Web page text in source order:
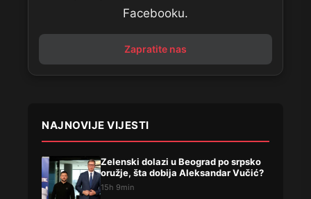
Facebooku.
Zapratite nas
NAJNOVIJE VIJESTI
Zelenski dolazi u Beograd po srpsko
oružje, šta dobija Aleksandar Vučić?
15h 9min